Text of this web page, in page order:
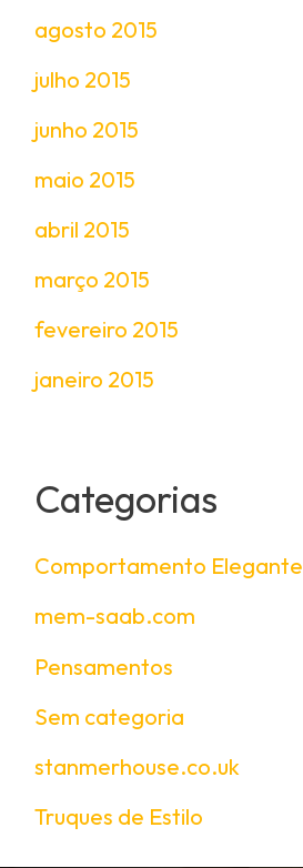
agosto 2015
julho 2015
junho 2015
maio 2015
abril 2015
março 2015
fevereiro 2015
janeiro 2015
Categorias
Comportamento Elegante
mem-saab.com
Pensamentos
Sem categoria
stanmerhouse.co.uk
Truques de Estilo